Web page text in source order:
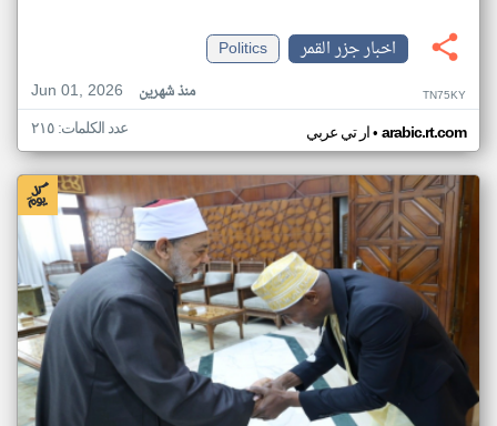
اخبار جزر القمر
Politics
Jun 01, 2026
منذ شهرين TN75KY
ار تي عربي• arabic.rt.com عدد الكلمات: ٢١٥